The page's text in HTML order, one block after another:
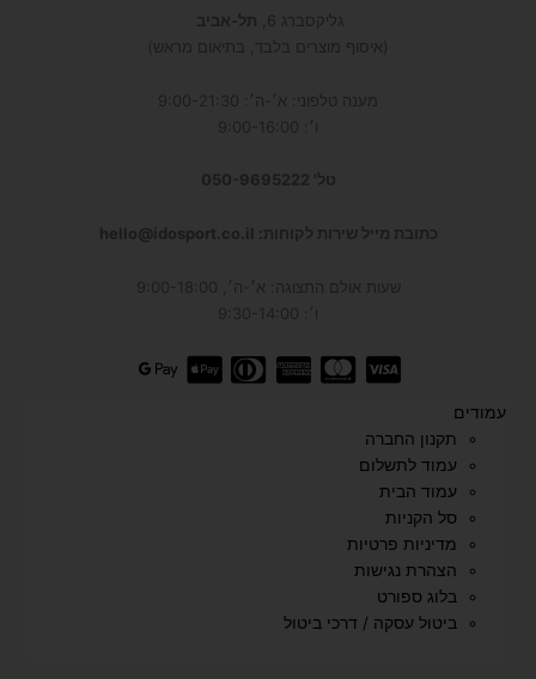
גליקסברג 6,
תל-אביב
(איסוף מוצרים בלבד, בתיאום מראש)
מענה טלפוני: א׳-ה׳: 9:00-21:30
ו׳: 9:00-16:00
טל' 050-9695222
כתובת מייל שירות לקוחות: hello@idosport.co.il
שעות אולם התצוגה: א׳-ה׳, 9:00-18:00
ו׳: 9:30-14:00
עמודים
תקנון החברה
עמוד לתשלום
עמוד הבית
סל הקניות
מדיניות פרטיות
הצהרת נגישות
בלוג ספורט
ביטול עסקה / דרכי ביטול